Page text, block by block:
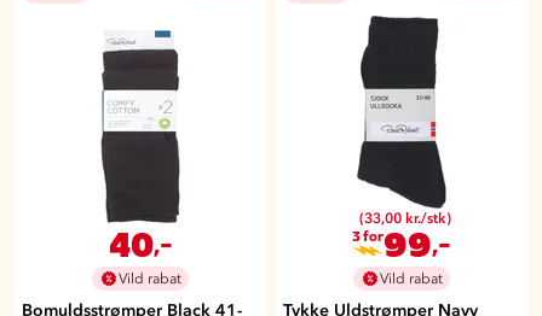
40,-
Vild rabat
Bomuldsstrømper Black 41-
(33,00 kr./stk)
3 for99 ,-
Vild rabat
Tykke Uldstrømper Navy